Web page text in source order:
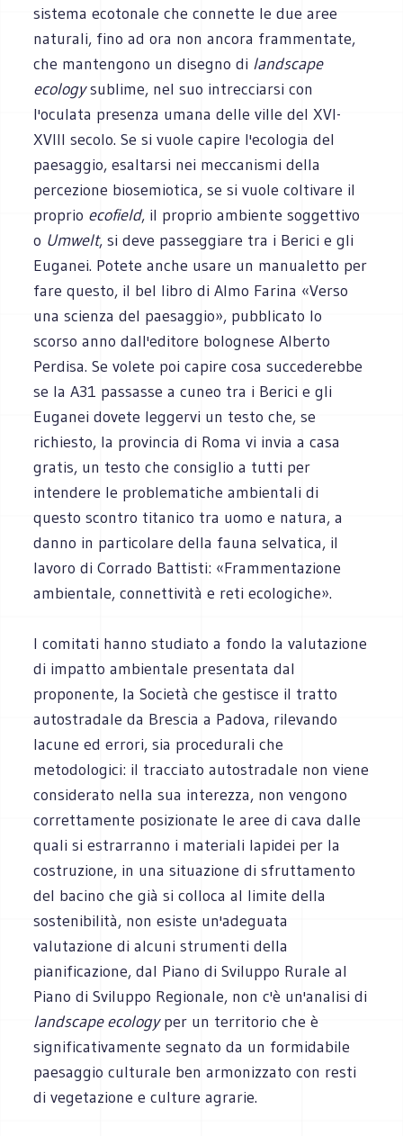
sistema ecotonale che connette le due aree
naturali, fino ad ora non ancora frammentate,
che mantengono un disegno di landscape
ecologysublime, nel suo intrecciarsi con
l'oculata presenza umana delle ville del XVI-
XVIII secolo. Se si vuole capire l'ecologia del
paesaggio, esaltarsi nei meccanismi della
percezione biosemiotica, se si vuole coltivare il
proprio ecofield, il proprio ambiente soggettivo
o Umwelt, si deve passeggiare tra i Berici e gli
Euganei. Potete anche usare un manualetto per
fare questo, il bel libro di Almo Farina «Verso
una scienza del paesaggio», pubblicato lo
scorso anno dall'editore bolognese Alberto
Perdisa. Se volete poi capire cosa succederebbe
se la A31 passasse a cuneo tra i Berici e gli
Euganei dovete leggervi un testo che, se
richiesto, la provincia di Roma vi invia a casa
gratis, un testo che consiglio a tutti per
intendere le problematiche ambientali di
questo scontro titanico tra uomo e natura, a
danno in particolare della fauna selvatica, il
lavoro di Corrado Battisti: «Frammentazione
ambientale, connettività e reti ecologiche».
I comitati hanno studiato a fondo la valutazione
di impatto ambientale presentata dal
proponente, la Società che gestisce il tratto
autostradale da Brescia a Padova, rilevando
lacune ed errori, sia procedurali che
metodologici: il tracciato autostradale non viene
considerato nella sua interezza, non vengono
correttamente posizionate le aree di cava dalle
quali si estrarranno i materiali lapidei per la
costruzione, in una situazione di sfruttamento
del bacino che già si colloca al limite della
sostenibilità, non esiste un'adeguata
valutazione di alcuni strumenti della
pianificazione, dal Piano di Sviluppo Rurale al
Piano di Sviluppo Regionale, non c'è un'analisi di
landscape ecologyper un territorio che è
significativamente segnato da un formidabile
paesaggio culturale ben armonizzato con resti
di vegetazione e culture agrarie.